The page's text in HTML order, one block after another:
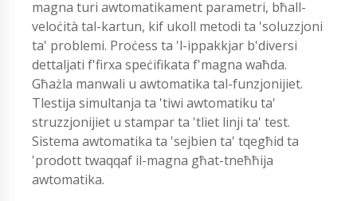
magna turi awtomatikament parametri, bħall-
veloċità tal-kartun, kif ukoll metodi ta 'soluzzjoni
ta' problemi. Proċess ta 'l-ippakkjar b'diversi
dettaljati f'firxa speċifikata f'magna waħda.
Għażla manwali u awtomatika tal-funzjonijiet.
Tlestija simultanja ta 'tiwi awtomatiku ta'
struzzjonijiet u stampar ta 'tliet linji ta' test.
Sistema awtomatika ta 'sejbien ta' tqegħid ta
'prodott twaqqaf il-magna għat-tneħħija
awtomatika.